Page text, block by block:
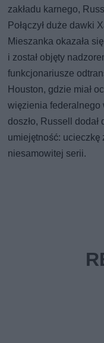
zakładu karnego,
Połączył duże dawki
Mieszanka okazała
i został objęty
funkcjonariusze
Houston, gdzie miał
więzienia federalnego
doszło, Russell
umiejętność: ucieczkę
niesamowitej serii.